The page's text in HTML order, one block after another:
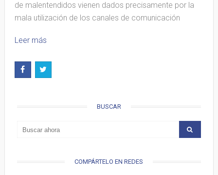
de malentendidos vienen dados precisamente por la
mala utilización de los canales de comunicación
Leer más
BUSCAR
COMPÁRTELO EN REDES